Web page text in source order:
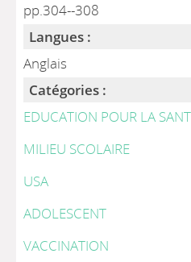
pp.304--308
Langues :
Anglais
Catégories :
EDUCATION POUR LA
MILIEU SCOLAIRE
USA
ADOLESCENT
VACCINATION